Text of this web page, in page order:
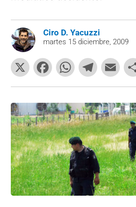
Ciro D. Yacuzzi
martes 15 diciembre, 2009
X
F
a
c
e
b
o
o
k
W
h
at
s
A
p
p
T
el
e
gr
a
m
E
m
ai
l